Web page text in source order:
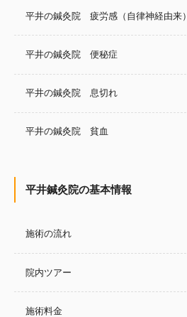
平井の鍼灸院 疲労感（自律神経由来）
平井の鍼灸院 便秘症
平井の鍼灸院 息切れ
平井の鍼灸院 貧血
平井鍼灸院の基本情報
施術の流れ
院内ツアー
施術料金